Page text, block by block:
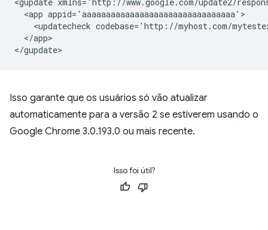
<app
<updatecheck codebase='http://myhost.com/
</app>
Isso garante que os usuários só vão atualizar
automaticamente para a versão 2 se estiverem usando o
Google Chrome 3.0.193.0 ou mais recente.
Isso foi útil?